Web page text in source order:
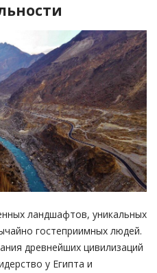
ландшафтов, уникальных
гостеприимных людей.
древнейших цивилизаций
у Египта и